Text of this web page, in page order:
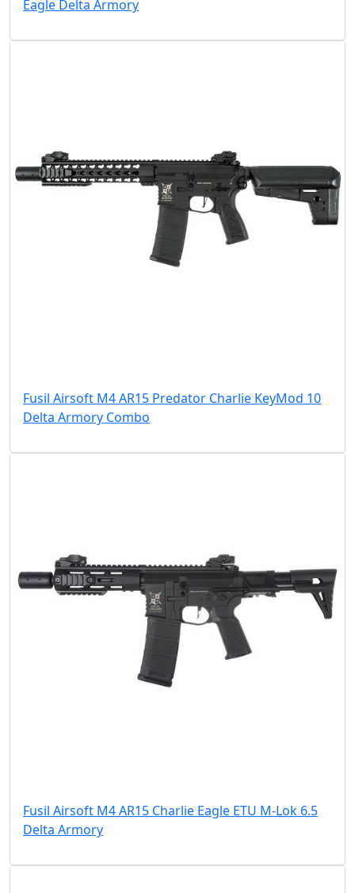
Eagle Delta Armory
Fusil Airsoft M4 AR15 Predator Charlie KeyMod 10
Delta Armory Combo
Fusil Airsoft M4 AR15 Charlie Eagle ETU M-Lok 6.5
Delta Armory